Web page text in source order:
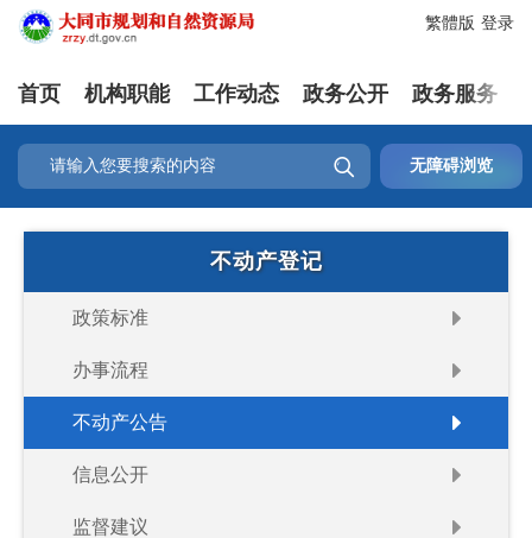
登录
繁體版
首页 机构职能 工作动态 政务公开 政务服务
 无障碍浏览
不动产登记
政策标准
办事流程
不动产公告
信息公开
监督建议